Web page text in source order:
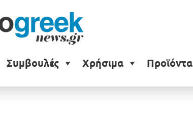
Συμβουλές Χρήσιμα Προϊόντα